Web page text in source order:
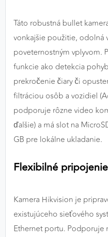
Táto robustná bullet
vonkajšie použitie, odolná
poveternostným vplyvom.
funkcie ako detekcia
prekročenie čiary či
filtráciou osôb a vozidiel
podporuje rôzne video
ďalšie) a má slot na
GB pre lokálne ukladanie.
Flexibilné
Kamera Hikvision je
existujúceho sieťového
Ethernet portu. Podporuje